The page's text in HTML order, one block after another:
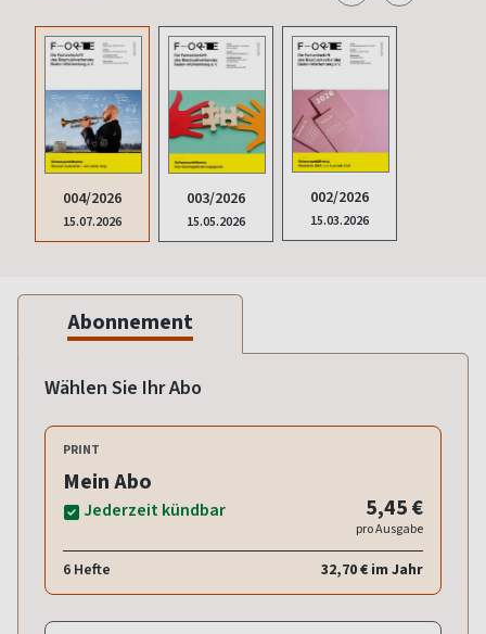
004/2026
15.07.2026
003/2026
15.05.2026
002/2026
15.03.2026
Abonnement
Wählen Sie Ihr Abo
PRINT
Mein Abo
Jederzeit kündbar 5,45 €
pro Ausgabe
6 Hefte 32,70 € im Jahr